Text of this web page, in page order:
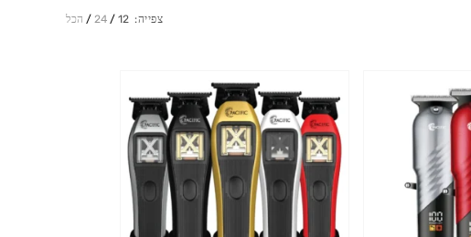
צפייה: 12
24 הכל